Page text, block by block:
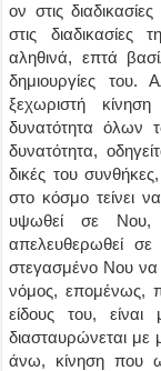
ον στις
στις διαδικασίες
αληθινά, επτά
δημιουργίες
ξεχωριστή
δυνατότητα όλων
δυνατότητα,
δικές του
στο κόσμο τείνει
υψωθεί σε
απελευθερωθεί
στεγασμένο Νου να
νόμος, επομένως,
είδους του,
διασταυρώνεται με
άνω, κίνηση που